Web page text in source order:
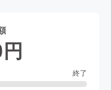
円
終了